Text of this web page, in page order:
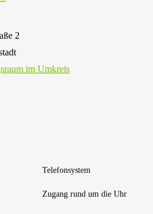
2
im Umkreis
Telefonsystem
Zugang rund um die Uhr